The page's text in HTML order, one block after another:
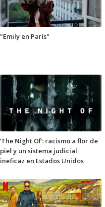
"Emily en París"
‘The Night Of’: racismo a flor de
piel y un sistema judicial
ineficaz en Estados Unidos